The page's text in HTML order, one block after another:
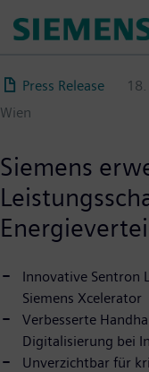
zum
Press Release
Wien
Siemens
Innovative Sentron
Siemens Xcelerator
Verbesserte
Digitalisierung bei
Unverzichtbar für